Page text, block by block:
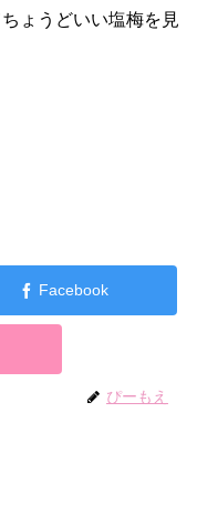
ょうどいい塩梅を見
Facebook
ぴーもえ